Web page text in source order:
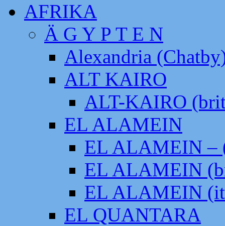
AFRIKA
Ä G Y P T E N
Alexandria
ALT KAIRO
ALT-KAIRO
EL ALAMEIN
EL ALAMEIN –
EL ALAMEIN
EL ALAMEIN
EL QUANTARA